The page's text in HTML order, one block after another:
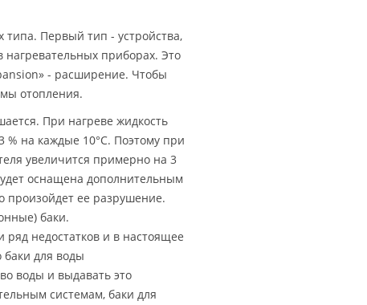
Первый тип - устройства,
приборах. Это
- расширение. Чтобы
отопления.
При нагреве жидкость
на каждые 10°С. Поэтому при
увеличится примерно на 3
оснащена дополнительным
произойдет ее разрушение.
баки.
недостатков и в настоящее
баки для воды
воды и выдавать это
системам, баки для